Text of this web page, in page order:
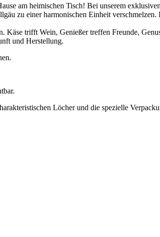
am heimischen Tisch! Bei unserem
zu einer harmonischen Einheit
Käse trifft Wein, Genießer treffen Freunde,
und Herstellung.